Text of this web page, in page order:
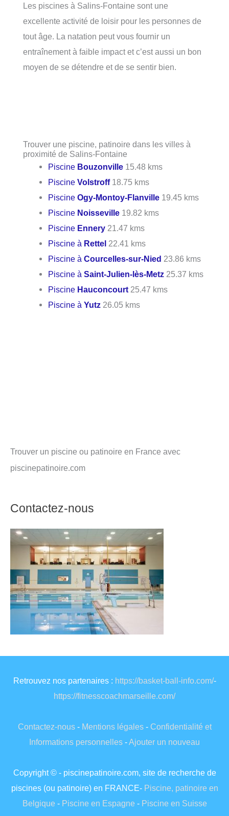
Les piscines à Salins-Fontaine sont une
excellente activité de loisir pour les personnes de
tout âge. La natation peut vous fournir un
entraînement à faible impact et c’est aussi un bon
moyen de se détendre et de se sentir bien.
Trouver une piscine, patinoire dans les villes à
proximité de Salins-Fontaine
Piscine Bouzonville 15.48 kms
PiscineVolstroff18.75 kms
PiscineOgy-Montoy-Flanville 19.45 kms
Piscine Noisseville 19.82 kms
Piscine Ennery 21.47 kms
Piscine à Rettel 22.41 kms
Piscine àCourcelles-sur-Nied 23.86 kms
Piscine àSaint-Julien-lès-Metz 25.37 kms
Piscine Hauconcourt 25.47 kms
Piscine àYutz 26.05 kms
Trouver un piscine ou patinoire en France avec
piscinepatinoire.com
Contactez-nous
Retrouvez nos partenaires : https://basket-ball-info.com/-
https://fitnesscoachmarseille.com/
Contactez-nous- Mentions légales- Confidentialité et
Informations personnelles -Ajouter un nouveau
Copyright © - piscinepatinoire.com, site de recherche de
piscines (ou patinoire) en FRANCE- Piscine, patinoire en
Belgique- Piscine en Espagne- Piscine en Suisse